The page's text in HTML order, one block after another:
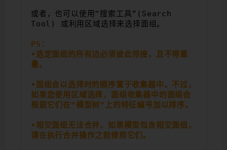
或者，也可以使用“搜索工具”(Search
Tool) 或利用区域选择来选择面组。
PS：
•选定面组的所有边必须彼此邻接，且不得重
叠。
•面组会以选择时的顺序置于收集器中。不过，
如果您使用区域选择，面组收集器中的面组会
根据它们在“模型树”上的特征编号加以排序。
•相交面组无法合并。如果模型包含相交面组，
请在执行合并操作之前修剪它们。